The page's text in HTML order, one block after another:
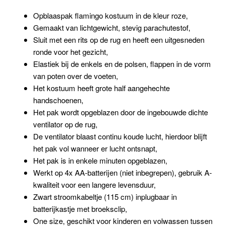
Opblaaspak flamingo kostuum in de kleur roze,
Gemaakt van lichtgewicht, stevig parachutestof,
Sluit met een rits op de rug en heeft een uitgesneden
ronde voor het gezicht,
Elastiek bij de enkels en de polsen, flappen in de vorm
van poten over de voeten,
Het kostuum heeft grote half aangehechte
handschoenen,
Het pak wordt opgeblazen door de ingebouwde dichte
ventilator op de rug,
De ventilator blaast continu koude lucht, hierdoor blijft
het pak vol wanneer er lucht ontsnapt,
Het pak is in enkele minuten opgeblazen,
Werkt op 4x AA-batterijen (niet inbegrepen), gebruik A-
kwaliteit voor een langere levensduur,
Zwart stroomkabeltje (115 cm) inplugbaar in
batterijkastje met broeksclip,
One size, geschikt voor kinderen en volwassen tussen